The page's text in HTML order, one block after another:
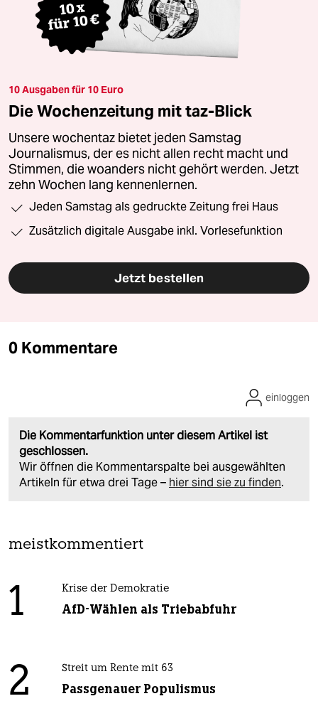
10 Ausgaben für 10 Euro
Die Wochenzeitung mit taz-Blick
Unsere wochentaz bietet jeden Samstag
Journalismus, der es nicht allen recht macht und
Stimmen, die woanders nicht gehört werden. Jetzt
zehn Wochen lang kennenlernen.
Jeden Samstag als gedruckte Zeitung frei Haus
Zusätzlich digitale Ausgabe inkl. Vorlesefunktion
Jetzt bestellen
0 Kommentare
Die Kommentarfunktion unter diesem Artikel ist
geschlossen.
Wir öffnen die Kommentarspalte bei ausgewählten
Artikeln für etwa drei Tage – hier sind sie zu finden.
einloggen
meistkommentiert
1 Krise der Demokratie
AfD-Wählen als Triebabfuhr
2 Streit um Rente mit 63
Passgenauer Populismus